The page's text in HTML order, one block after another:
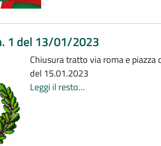
1 del 13/01/2023
Chiusura tratto via roma e piazza
del 15.01.2023
Leggi il resto…